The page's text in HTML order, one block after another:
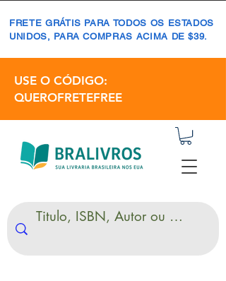
FRETE GRÁTIS PARA TODOS OS ESTADOS
UNIDOS, PARA COMPRAS ACIMA DE $39.
USE O CÓDIGO:
QUEROFRETEFREE